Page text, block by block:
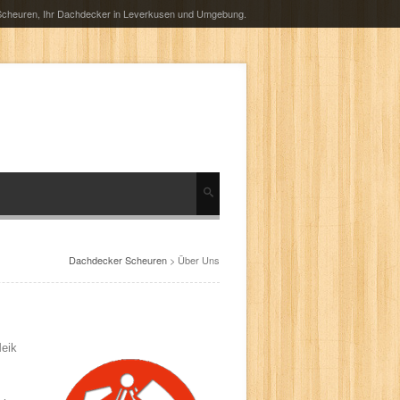
Ihr Dachdecker in Leverkusen und Umgebung.
Dachdecker Scheuren > Über Uns